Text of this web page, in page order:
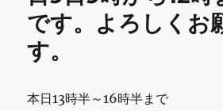
です。よろしくお
す。
本日13時半～16時半まで